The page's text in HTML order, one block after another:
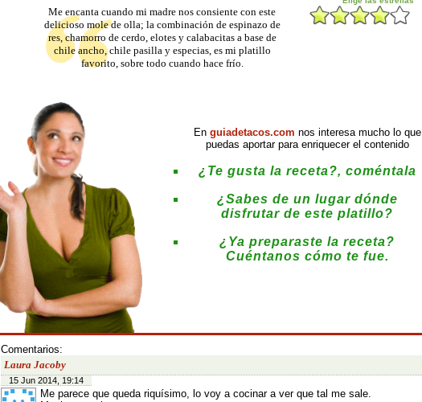
Me encanta cuando mi madre nos consiente con este
delicioso mole de olla; la combinación de espinazo de
res, chamorro de cerdo, elotes y calabacitas a base de
chile ancho, chile pasilla y especias, es mi platillo
favorito, sobre todo cuando hace frío.
En guiadetacos.com nos interesa mucho lo que
puedas aportar para enriquecer el contenido
¿Te gusta la receta?, coméntala
¿Sabes de un lugar dónde
disfrutar de este platillo?
¿Ya preparaste la receta?
Cuéntanos cómo te fue.
Comentarios:
Laura Jacoby
15 Jun 2014, 19:14
Me parece que queda riquísimo, lo voy a cocinar a ver que tal me sale.